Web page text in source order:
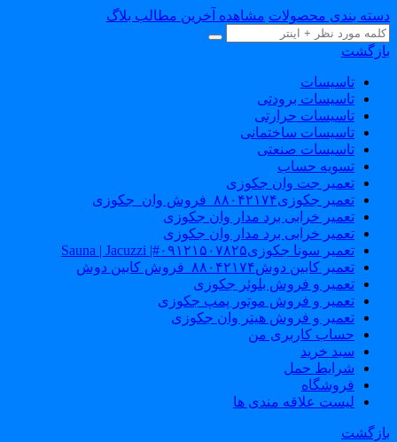
بندی محصولات مشاهده آخرین مطالب بلاگ
تاسیسات
تاسیسات برودتی
تاسیسات حرارتی
تاسیسات ساختمانی
تاسیسات صنعتی
تسویه حساب
تعمیر جت وان جکوزی
تعمیر جکوزی۸۸۰۴۲۱۷۴_فروش وان_جکوزی
تعمیر خرابی برد مدار وان جکوزی
تعمیر خرابی برد مدار وان جکوزی
تعمیر سونا جکوزی۰۹۱۲۱۵۰۷۸۲۵#| Sauna | Jacuzzi
تعمیر کابین دوش۸۸۰۴۲۱۷۴_فروش کابین دوش
تعمیر و فروش بلوئر جکوزی
تعمیر و فروش موتور پمپ جکوزی
تعمیر و فروش هیتر وان جکوزی
حساب کاربری من
سبد خرید
شرایط حمل
فروشگاه
لیست علاقه مندی ها